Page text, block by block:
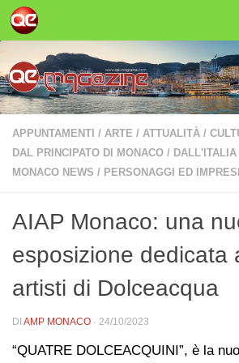
Salta al contenuto
APPUNTAMENTI / ARTE / ATTUALITÀ /
DAL PRINCIPATO DI MONACO / DALL'ITALIA
MONACO NEWS / PERSONAGGI ED
AIAP Monaco: una
esposizione dedicata
artisti di Dolceacqua
DI AMP MONACO · 24/10/2023
“QUATRE DOLCEACQUINI”, è la